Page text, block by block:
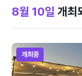
8월 10일 개최
개최중